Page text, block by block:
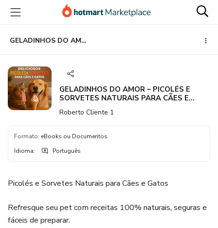
para
conteúdo
principal
para
pagamento
para
rodapé
GELADINHOS DO AMOR – PICOLÉS E SORVETES NATURAIS PARA CÃES E GATOS
GELADINHOS DO AMOR – PICOLÉS E
SORVETES NATURAIS PARA CÃES E
Roberto Cliente 1
Formato: eBooks ou Documentos
Idioma: Português
Picolés e Sorvetes Naturais para Cães e Gatos
Refresque seu pet com receitas 100% naturais, seguras e
fáceis de preparar.